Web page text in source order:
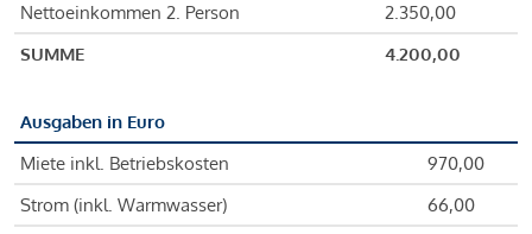
Nettoeinkommen 2. Person
2.350,00
SUMME
4.200,00
Ausgaben in Euro
Miete inkl. Betriebskosten
970,00
Strom (inkl. Warmwasser)
66,00